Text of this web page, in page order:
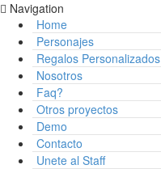
Navigation
Home
Personajes
Regalos Personalizados
Nosotros
Faq?
Otros proyectos
Demo
Contacto
Unete al Staff